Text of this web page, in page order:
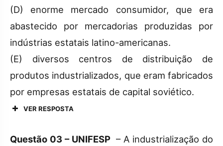
(D) enorme mercado consumidor, que era
abastecido por mercadorias produzidas por
indústrias estatais latino-americanas.
(E) diversos centros de distribuição de
produtos industrializados, que eram fabricados
por empresas estatais de capital soviético.
VER RESPOSTA
Questão 03 – UNIFESP – A industrialização do